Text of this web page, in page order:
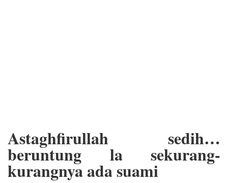
Astaghfirullah sedih…
beruntung la sekurang-
kurangnya ada suami